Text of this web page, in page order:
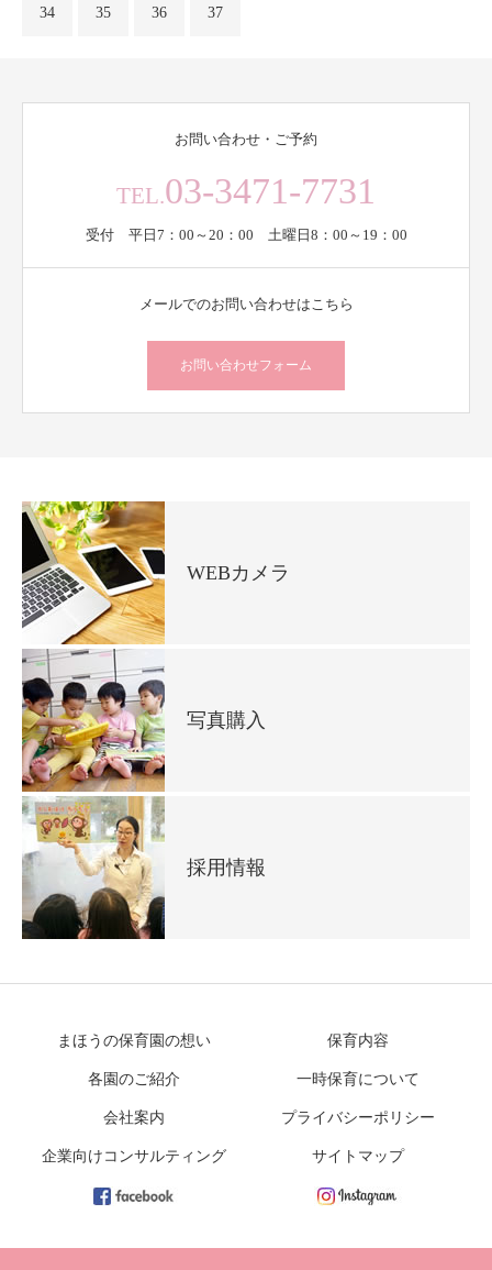
34 35 36 37
お問い合わせ・ご予約
TEL.03-3471-7731
受付 平日7：00～20：00 土曜日8：00～19：00
メールでのお問い合わせはこちら
お問い合わせフォーム
WEBカメラ
写真購入
採用情報
まほうの保育園の想い 保育内容
各園のご紹介 一時保育について
会社案内 プライバシーポリシー
企業向けコンサルティング サイトマップ